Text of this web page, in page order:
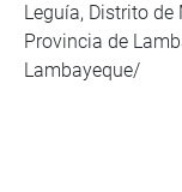
Leguía, Distrito de
Provincia de
Lambayeque/